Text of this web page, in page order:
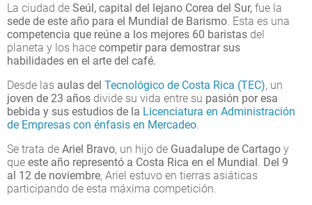
La ciudad de Seúl, capital del lejano Corea del Sur, fue la
sede de este año para el Mundial de Barismo. Esta es una
competencia que reúne a los mejores 60 baristas del
planeta y los hace competir para demostrar sus
habilidades en el arte del café.
Desde las aulas del Tecnológico de Costa Rica (TEC), un
joven de 23 años divide su vida entre su pasión por esa
bebida y sus estudios de la Licenciatura en Administración
de Empresas con énfasis en Mercadeo.
Se trata de Ariel Bravo, un hijo de Guadalupe de Cartago y
que este año representó a Costa Rica en el Mundial. Del 9
al 12 de noviembre, Ariel estuvo en tierras asiáticas
participando de esta máxima competición.